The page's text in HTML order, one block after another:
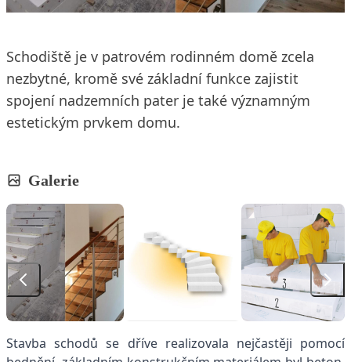
Schodiště je v patrovém rodinném domě zcela
nezbytné, kromě své základní funkce zajistit
spojení nadzemních pater je také významným
estetickým prvkem domu.
Galerie
Stavba schodů se dříve realizovala nejčastěji pomocí